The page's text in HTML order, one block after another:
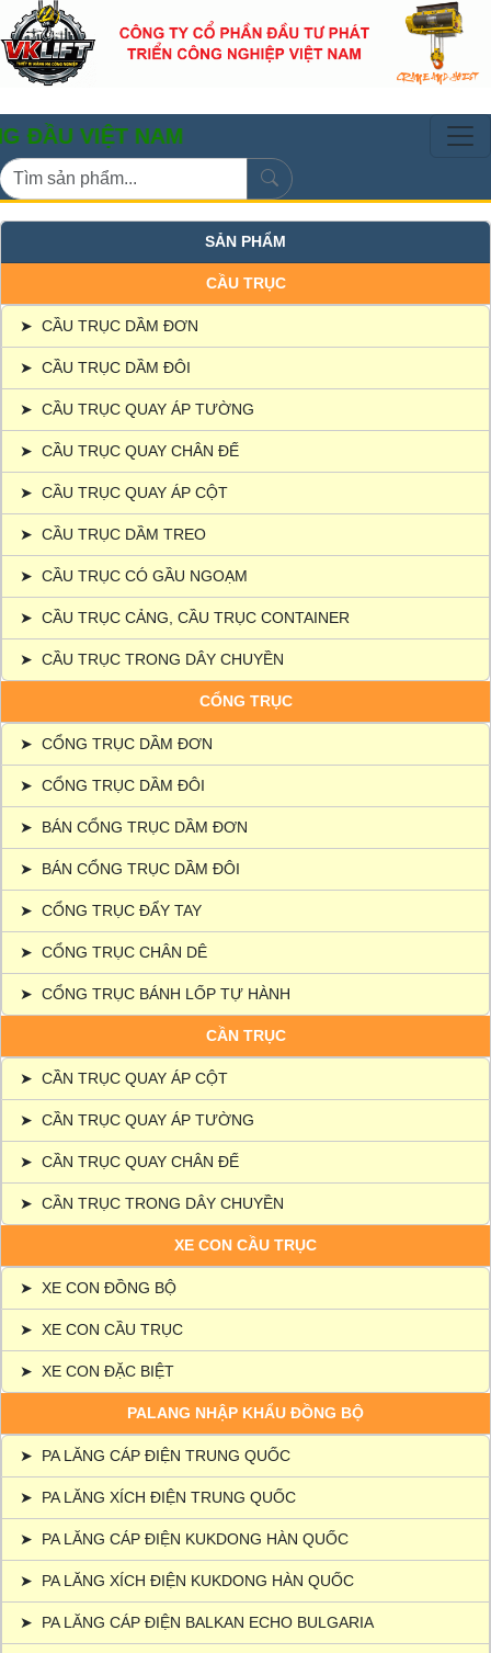
NAM
SẢN PHẨM
CẦU TRỤC
➤ CẦU TRỤC DẦM ĐƠN
➤ CẦU TRỤC DẦM ĐÔI
➤ CẦU TRỤC QUAY ÁP TƯỜNG
➤ CẦU TRỤC QUAY CHÂN ĐẾ
➤ CẦU TRỤC QUAY ÁP CỘT
➤ CẦU TRỤC DẦM TREO
➤ CẦU TRỤC CÓ GẦU NGOẠM
➤ CẦU TRỤC CẢNG, CẦU TRỤC CONTAINER
➤ CẦU TRỤC TRONG DÂY CHUYỀN
CỔNG TRỤC
➤ CỔNG TRỤC DẦM ĐƠN
➤ CỔNG TRỤC DẦM ĐÔI
➤ BÁN CỔNG TRỤC DẦM ĐƠN
➤ BÁN CỔNG TRỤC DẦM ĐÔI
➤ CỔNG TRỤC ĐẨY TAY
➤ CỔNG TRỤC CHÂN DÊ
➤ CỔNG TRỤC BÁNH LỐP TỰ HÀNH
CẦN TRỤC
➤ CẦN TRỤC QUAY ÁP CỘT
➤ CẦN TRỤC QUAY ÁP TƯỜNG
➤ CẦN TRỤC QUAY CHÂN ĐẾ
➤ CẦN TRỤC TRONG DÂY CHUYỀN
XE CON CẦU TRỤC
➤ XE CON ĐỒNG BỘ
➤ XE CON CẦU TRỤC
➤ XE CON ĐẶC BIỆT
PALANG NHẬP KHẨU ĐỒNG BỘ
➤ PA LĂNG CÁP ĐIỆN TRUNG QUỐC
➤ PA LĂNG XÍCH ĐIỆN TRUNG QUỐC
➤ PA LĂNG CÁP ĐIỆN KUKDONG HÀN QUỐC
➤ PA LĂNG XÍCH ĐIỆN KUKDONG HÀN QUỐC
➤ PA LĂNG CÁP ĐIỆN BALKAN ECHO BULGARIA